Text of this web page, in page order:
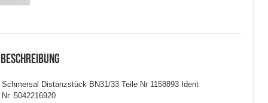
Beschreibung
Schmersal Distanzstück BN31/33 Teile Nr 1158893 Ident
Nr. 5042216920